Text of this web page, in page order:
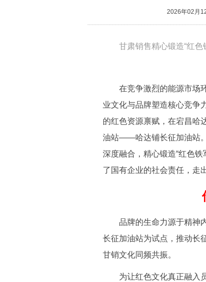
2026年02月
甘肃销售精心锻造“红色
在竞争激烈的能源市场环
业文化与品牌塑造核心竞争
的红色资源禀赋，在宕昌哈
油站——哈达铺长征加油站
深度融合，精心锻造“红色
了国有企业的社会责任，走
品牌的生命力源于精神内
长征加油站为试点，推动长
甘销文化同频共振。
为让红色文化真正融入员